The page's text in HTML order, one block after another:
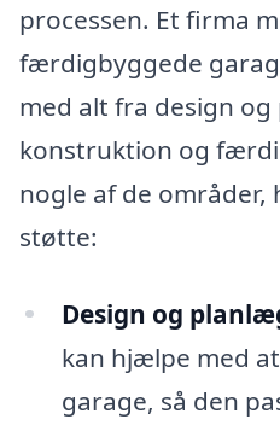
processen. Et firma
færdigbyggede
med alt fra design
konstruktion og
nogle af de områder,
støtte:
Design og
kan hjælpe med
garage, så den